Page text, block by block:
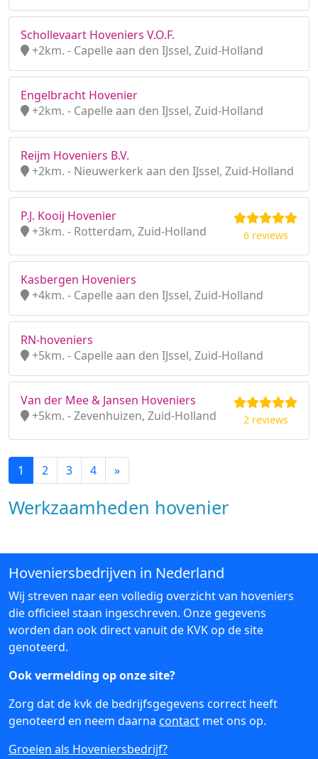
Schollevaart Hoveniers V.O.F.
+2km. - Capelle aan den IJssel, Zuid-Holland
Engelbracht Hovenier
+2km. - Capelle aan den IJssel, Zuid-Holland
Reijm Hoveniers B.V.
+2km. - Nieuwerkerk aan den IJssel, Zuid-Holland
P.J. Kooij Hovenier
+3km. - Rotterdam, Zuid-Holland
6 reviews
Kasbergen Hoveniers
+4km. - Capelle aan den IJssel, Zuid-Holland
RN-hoveniers
+5km. - Capelle aan den IJssel, Zuid-Holland
Van der Mee & Jansen Hoveniers
+5km. - Zevenhuizen, Zuid-Holland
2 reviews
1 2 3 4 »
Werkzaamheden hovenier
Hoveniersbedrijven in Nederland
Wij streven naar een volledig overzicht van hoveniers
die officieel staan ingeschreven. Onze gegevens
worden dan ook direct vanuit de KVK op de site
genoteerd.
Ook vermelding op onze site?
Zorg dat de kvk de bedrijfsgegevens correct heeft
genoteerd en neem daarna contact met ons op.
Groeien als Hoveniersbedrijf?